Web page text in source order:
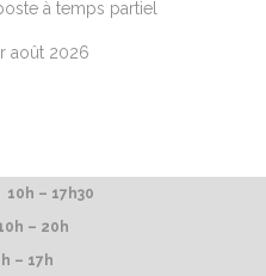
à temps partiel
août 2026
– 17h30
– 20h
– 17h